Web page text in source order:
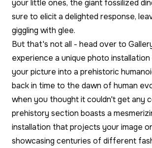
your little ones, the giant fossilized
sure to elicit a delighted response,
giggling with glee.
But that's not all - head over to
experience a unique photo
your picture into a prehistoric
back in time to the dawn of human
when you thought it couldn't get any
prehistory section boasts a
installation that projects your image
showcasing centuries of different